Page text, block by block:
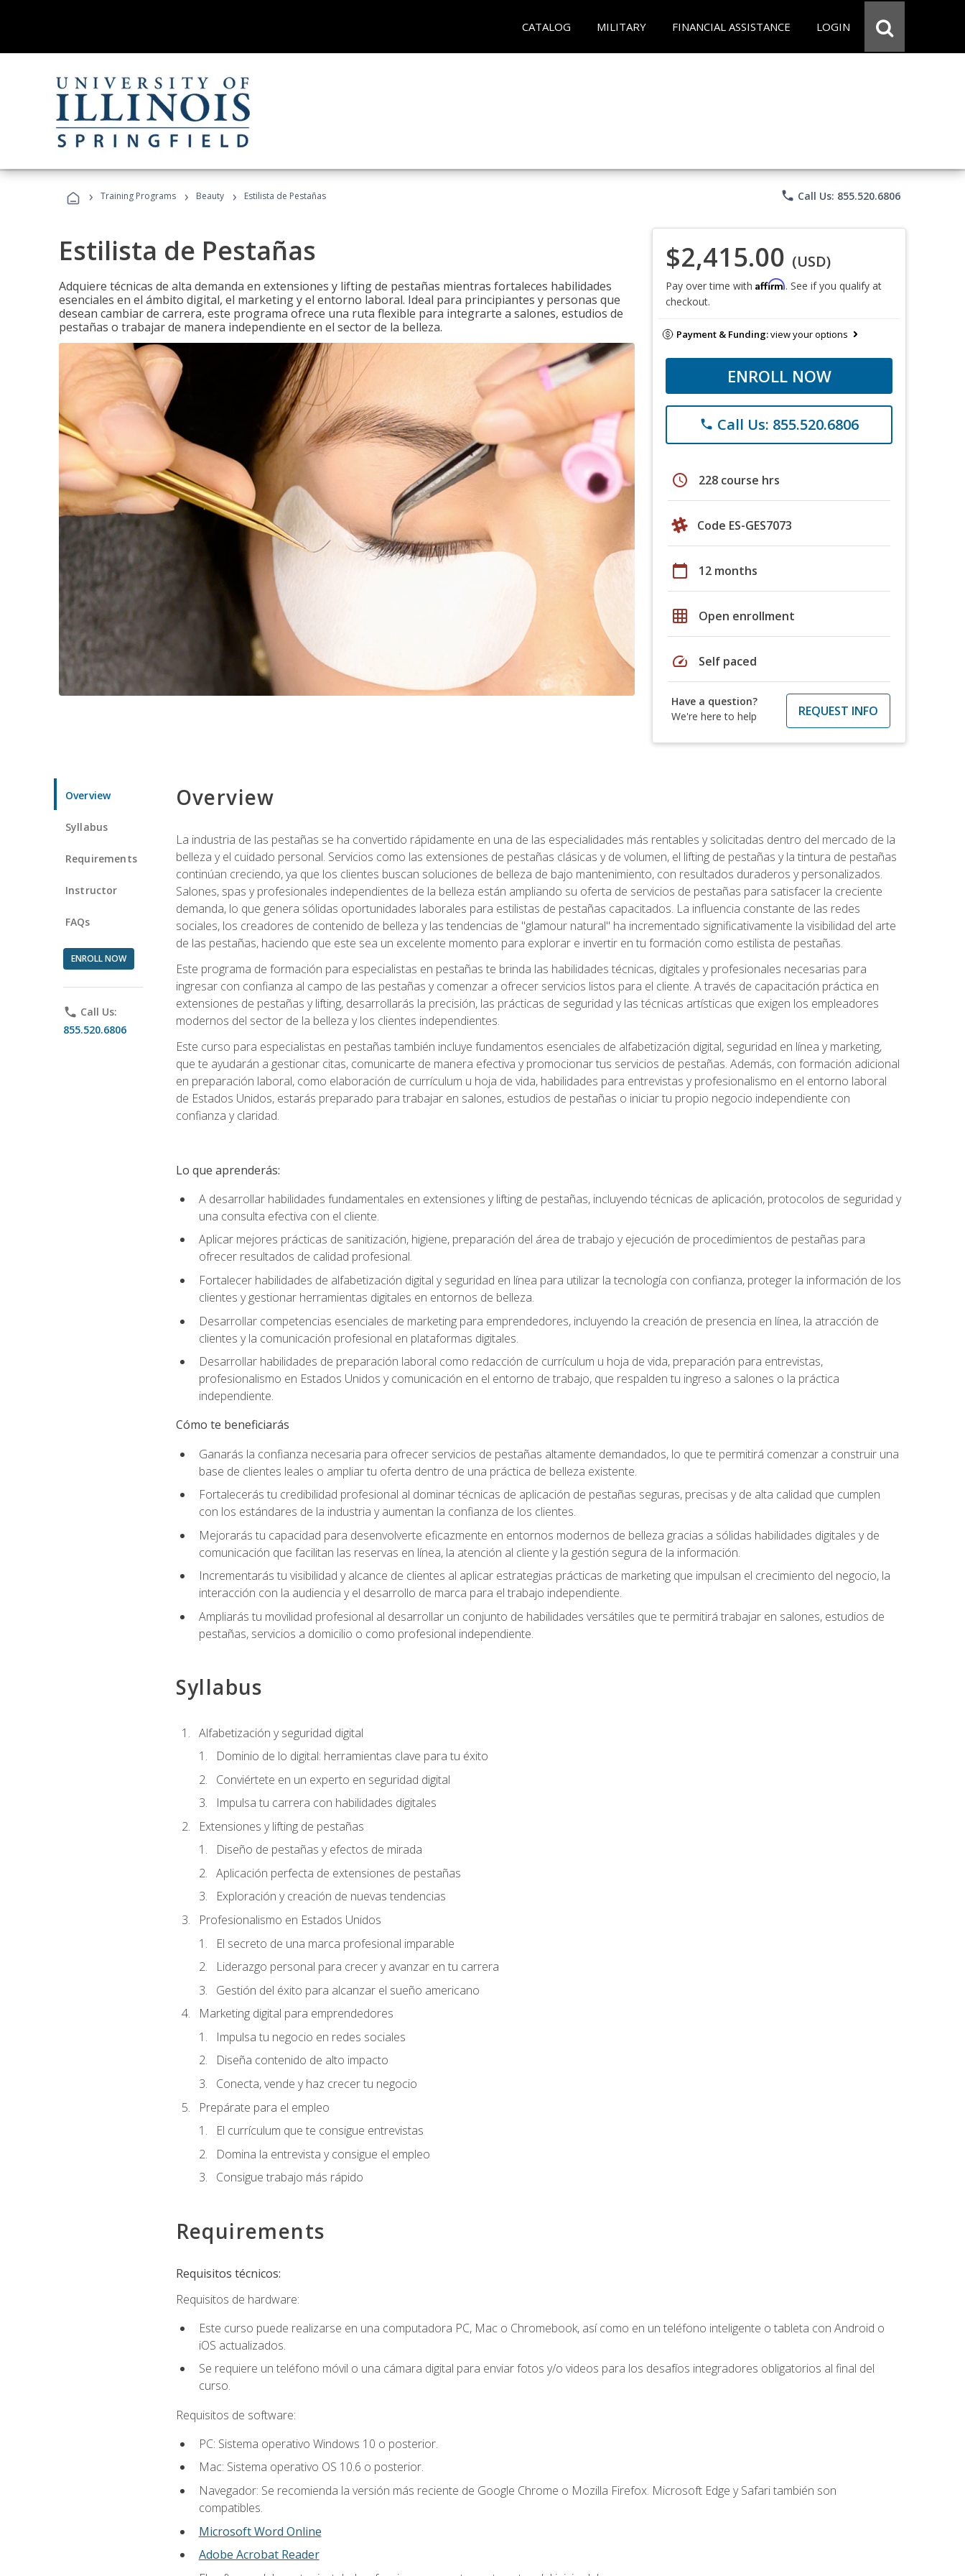
CATALOG MILITARY FINANCIAL ASSISTANCE LOGIN
› Training Programs › Beauty › Estilista de Pestañas phone Call Us: 855.520.6806
Estilista de Pestañas
Adquiere técnicas de alta demanda en extensiones y lifting de pestañas mientras fortaleces habilidades
esenciales en el ámbito digital, el marketing y el entorno laboral. Ideal para principiantes y personas que
desean cambiar de carrera, este programa ofrece una ruta flexible para integrarte a salones, estudios de
pestañas o trabajar de manera independiente en el sector de la belleza.
$2,415.00 (USD)
Pay over time with Affirm. See if you qualify at
checkout.
Payment & Funding:view your options
ENROLL NOW
phone Call Us: 855.520.6806
schedule 228 course hrs
Code ES-GES7073
calendar_today 12 months
grid_on Open enrollment
speed Self paced
Have a question?
We're here to help
REQUEST INFO
Overview
Syllabus
Requirements
Instructor
FAQs
ENROLL NOW
phone Call Us:
855.520.6806
Overview
La industria de las pestañas se ha convertido rápidamente en una de las especialidades más rentables y solicitadas dentro del mercado de la
belleza y el cuidado personal. Servicios como las extensiones de pestañas clásicas y de volumen, el lifting de pestañas y la tintura de pestañas
continúan creciendo, ya que los clientes buscan soluciones de belleza de bajo mantenimiento, con resultados duraderos y personalizados.
Salones, spas y profesionales independientes de la belleza están ampliando su oferta de servicios de pestañas para satisfacer la creciente
demanda, lo que genera sólidas oportunidades laborales para estilistas de pestañas capacitados. La influencia constante de las redes
sociales, los creadores de contenido de belleza y las tendencias de "glamour natural" ha incrementado significativamente la visibilidad del arte
de las pestañas, haciendo que este sea un excelente momento para explorar e invertir en tu formación como estilista de pestañas.
Este programa de formación para especialistas en pestañas te brinda las habilidades técnicas, digitales y profesionales necesarias para
ingresar con confianza al campo de las pestañas y comenzar a ofrecer servicios listos para el cliente. A través de capacitación práctica en
extensiones de pestañas y lifting, desarrollarás la precisión, las prácticas de seguridad y las técnicas artísticas que exigen los empleadores
modernos del sector de la belleza y los clientes independientes.
Este curso para especialistas en pestañas también incluye fundamentos esenciales de alfabetización digital, seguridad en línea y marketing,
que te ayudarán a gestionar citas, comunicarte de manera efectiva y promocionar tus servicios de pestañas. Además, con formación adicional
en preparación laboral, como elaboración de currículum u hoja de vida, habilidades para entrevistas y profesionalismo en el entorno laboral
de Estados Unidos, estarás preparado para trabajar en salones, estudios de pestañas o iniciar tu propio negocio independiente con
confianza y claridad.
Lo que aprenderás:
A desarrollar habilidades fundamentales en extensiones y lifting de pestañas, incluyendo técnicas de aplicación, protocolos de seguridad y
una consulta efectiva con el cliente.
Aplicar mejores prácticas de sanitización, higiene, preparación del área de trabajo y ejecución de procedimientos de pestañas para
ofrecer resultados de calidad profesional.
Fortalecer habilidades de alfabetización digital y seguridad en línea para utilizar la tecnología con confianza, proteger la información de los
clientes y gestionar herramientas digitales en entornos de belleza.
Desarrollar competencias esenciales de marketing para emprendedores, incluyendo la creación de presencia en línea, la atracción de
clientes y la comunicación profesional en plataformas digitales.
Desarrollar habilidades de preparación laboral como redacción de currículum u hoja de vida, preparación para entrevistas,
profesionalismo en Estados Unidos y comunicación en el entorno de trabajo, que respalden tu ingreso a salones o la práctica
independiente.
Cómo te beneficiarás
Ganarás la confianza necesaria para ofrecer servicios de pestañas altamente demandados, lo que te permitirá comenzar a construir una
base de clientes leales o ampliar tu oferta dentro de una práctica de belleza existente.
Fortalecerás tu credibilidad profesional al dominar técnicas de aplicación de pestañas seguras, precisas y de alta calidad que cumplen
con los estándares de la industria y aumentan la confianza de los clientes.
Mejorarás tu capacidad para desenvolverte eficazmente en entornos modernos de belleza gracias a sólidas habilidades digitales y de
comunicación que facilitan las reservas en línea, la atención al cliente y la gestión segura de la información.
Incrementarás tu visibilidad y alcance de clientes al aplicar estrategias prácticas de marketing que impulsan el crecimiento del negocio, la
interacción con la audiencia y el desarrollo de marca para el trabajo independiente.
Ampliarás tu movilidad profesional al desarrollar un conjunto de habilidades versátiles que te permitirá trabajar en salones, estudios de
pestañas, servicios a domicilio o como profesional independiente.
Syllabus
Alfabetización y seguridad digital
Dominio de lo digital: herramientas clave para tu éxito
Conviértete en un experto en seguridad digital
Impulsa tu carrera con habilidades digitales
Extensiones y lifting de pestañas
Diseño de pestañas y efectos de mirada
Aplicación perfecta de extensiones de pestañas
Exploración y creación de nuevas tendencias
Profesionalismo en Estados Unidos
El secreto de una marca profesional imparable
Liderazgo personal para crecer y avanzar en tu carrera
Gestión del éxito para alcanzar el sueño americano
Marketing digital para emprendedores
Impulsa tu negocio en redes sociales
Diseña contenido de alto impacto
Conecta, vende y haz crecer tu negocio
Prepárate para el empleo
El currículum que te consigue entrevistas
Domina la entrevista y consigue el empleo
Consigue trabajo más rápido
Requirements
Requisitos técnicos:
Requisitos de hardware:
Este curso puede realizarse en una computadora PC, Mac o Chromebook, así como en un teléfono inteligente o tableta con Android o
iOS actualizados.
Se requiere un teléfono móvil o una cámara digital para enviar fotos y/o videos para los desafíos integradores obligatorios al final del
curso.
Requisitos de software:
PC: Sistema operativo Windows 10 o posterior.
Mac: Sistema operativo OS 10.6 o posterior.
Navegador: Se recomienda la versión más reciente de Google Chrome o Mozilla Firefox. Microsoft Edge y Safari también son
compatibles.
Microsoft Word Online
Adobe Acrobat Reader